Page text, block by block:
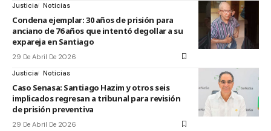
Justicia Noticias
Condena ejemplar: 30 años de prisión para
anciano de 76 años que intentó degollar a su
expareja en Santiago
29 De Abril De 2026
Justicia Noticias
Caso Senasa: Santiago Hazim y otros seis
implicados regresan a tribunal para revisión
de prisión preventiva
29 De Abril De 2026